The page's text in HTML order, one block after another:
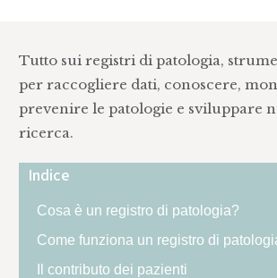
Tutto sui registri di patologia,
per raccogliere dati, conoscere,
prevenire le patologie e sviluppare
ricerca.
Indice
Cosa è un registro di patologia?
Come funziona un registro di
Il contributo dei pazienti